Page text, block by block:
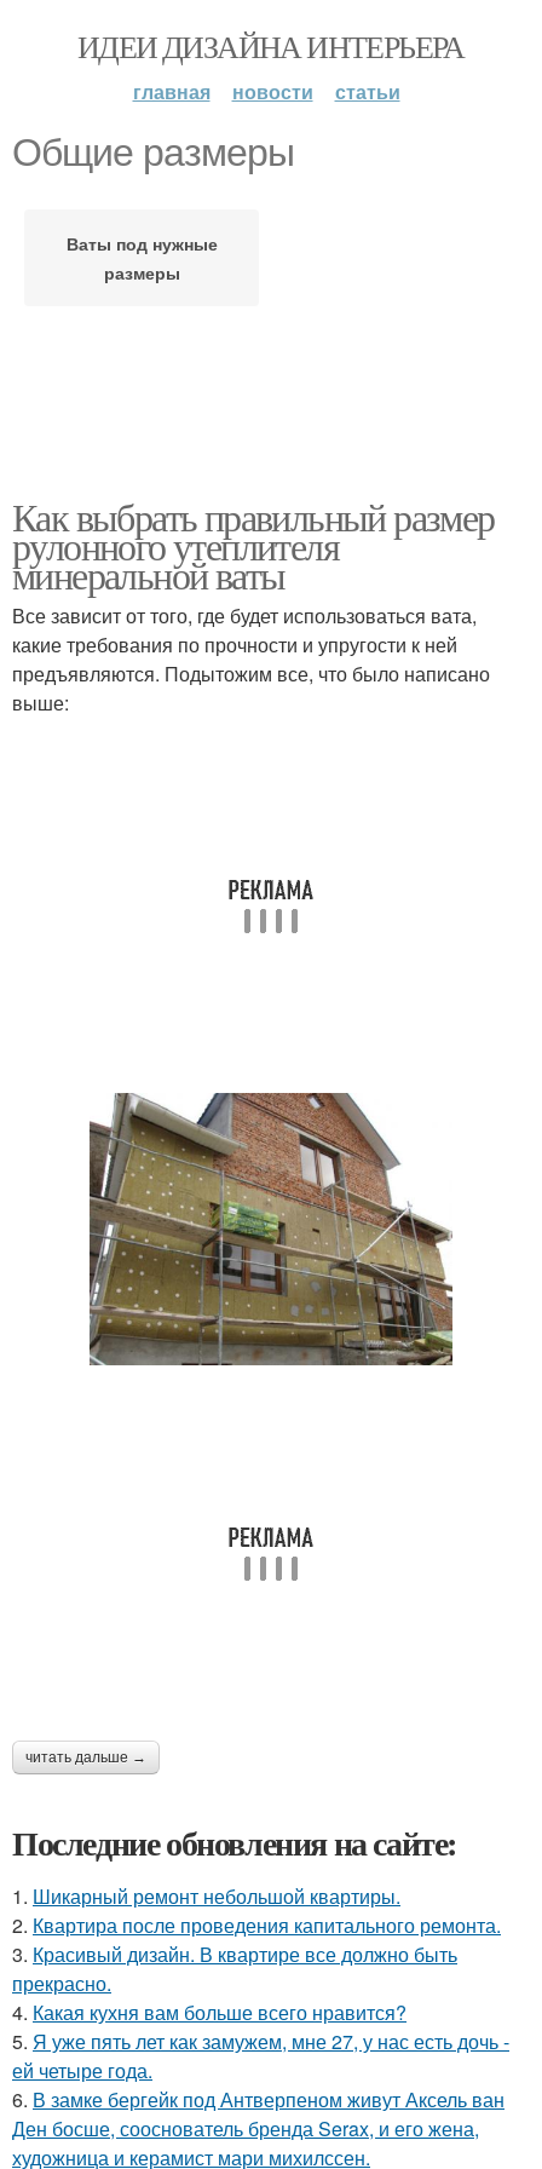
ИДЕИ ДИЗАЙНА ИНТЕРЬЕРА
главная новости статьи
Общие размеры
Ваты под нужные
размеры
Как выбрать правильный размер
рулонного утеплителя
минеральной ваты
Все зависит от того, где будет использоваться вата,
какие требования по прочности и упругости к ней
предъявляются. Подытожим все, что было написано
выше:
читать дальше →
Последние обновления на сайте:
1. Шикарный ремонт небольшой квартиры.
2. Квартира после проведения капитального ремонта.
3. Красивый дизайн. В квартире все должно быть
прекрасно.
4. Какая кухня вам больше всего нравится?
5. Я уже пять лет как замужем, мне 27, у нас есть дочь -
ей четыре года.
6. В замке бергейк под Антверпеном живут Аксель ван
Ден босше, сооснователь бренда Serax, и его жена,
художница и керамист мари михилссен.